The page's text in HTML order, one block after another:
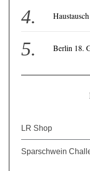
Berlin 18.
LR Shop
Sparschwein